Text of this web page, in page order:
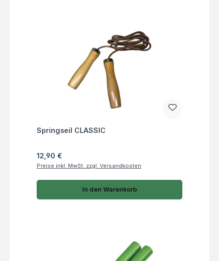
Fragen zum Artikel
Springseil CLASSIC
Regulärer Preis:
12,90 €
Preise inkl. MwSt. zzgl. Versandkosten
In den Warenkorb